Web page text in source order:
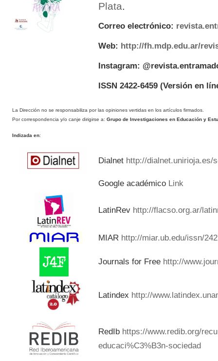
Plata.
Correo electrónico:
Web: http://fh.mdp.edu.ar/
Instagram:
ISSN 2422-6459(Versión en
La Dirección no se responsabiliza por las opiniones vertidas en los artículos firmados.
Por correspondencia y/o canje dirigirse a: Grupo de Investigaciones en Educación y
Indizada en:
Dialnet http://dialnet.unirioja.es/
Google académico Link
LatinRev http://flacso.org.ar/
MIAR http://miar.ub.edu/issn/
Journals for Free http://
Latindex http://
RedIb https://www.redib.org/
educaci%C3%B3n-sociedad